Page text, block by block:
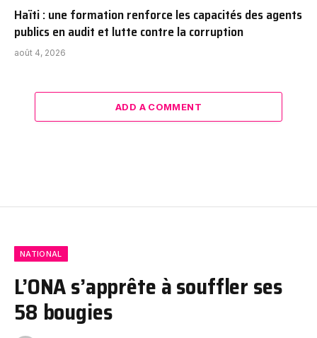
Haïti : une formation renforce les capacités des agents
publics en audit et lutte contre la corruption
août 4, 2026
ADD A COMMENT
NATIONAL
L’ONA s’apprête à souffler ses
58 bougies